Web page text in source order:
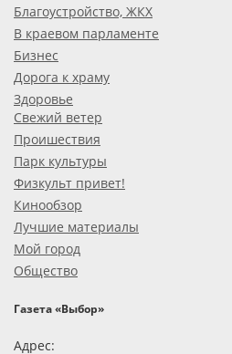
Благоустройство, ЖКХ
В краевом парламенте
Бизнес
Дорога к храму
Здоровье
Свежий ветер
Проишествия
Парк культуры
Физкульт привет!
Кинообзор
Лучшие материалы
Мой город
Общество
Газета «Выбор»
Адрес: